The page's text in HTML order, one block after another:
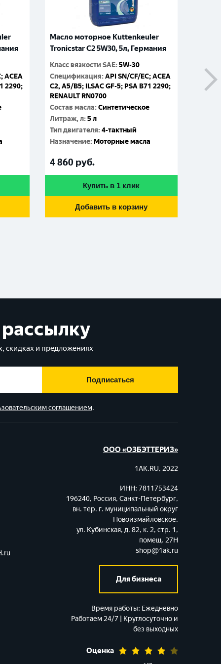
ACEA
2290;
Масло моторное Kuttenkeuler
Tronicstar C2 5W30, 5л, Германия
Класс вязкости SAE:5W-30
Спецификация:API SN/CF/EC; ACEA
C2, A5/B5; ILSAC GF-5; PSA B71 2290;
RENAULT RN0700
Состав масла:Синтетическое
Литраж, л:5 л
Тип двигателя:4-тактный
Назначение: Моторные масла
4 860 руб.
Купить в 1 клик
Добавить в корзину
скидках и предложениях
Подписаться
соглашением.
ООО «ОЗБЭТТЕРИЗ»
1AK.RU, 2022
ИНН: 7811753424
196240, Россия, Санкт-Петербург,
вн. тер. г. муниципальный округ
Новоизмайловское,
ул. Кубинская, д. 82, к. 2, стр. 1,
помещ. 27Н
shop@1ak.ru
Для бизнеса
Время работы: Ежедневно
Работаем 24/7 | Круглосуточно и
без выходных
Оценка